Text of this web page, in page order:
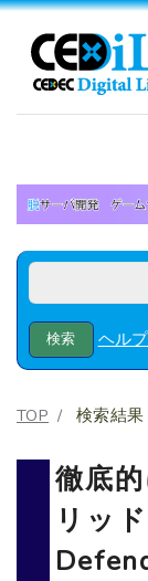
ヘルプ
TOP 検索結果
徹底
リッ